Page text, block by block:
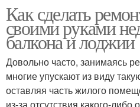
Как сделать
своими руками
балкона и лоджии
Довольно часто, занимаясь
многие упускают из виду
оставляя часть жилого